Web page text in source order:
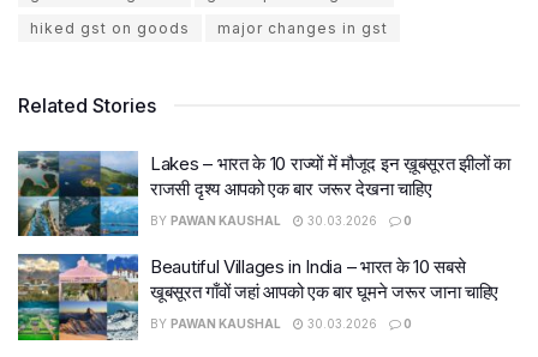
hiked gst on goods
major changes in gst
Related Stories
Lakes – भारत के 10 राज्यों में मौजूद इन ख़ूबसूरत झीलों का
राजसी दृश्य आपको एक बार जरूर देखना चाहिए
BY PAWAN KAUSHAL 30.03.2026 0
Beautiful Villages in India – भारत के 10 सबसे
खूबसूरत गाँवों जहां आपको एक बार घूमने जरूर जाना चाहिए
BY PAWAN KAUSHAL 30.03.2026 0